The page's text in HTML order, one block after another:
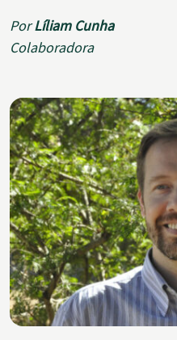
PorLíliam Cunha
Colaboradora